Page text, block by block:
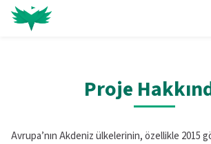
Skip to navigation
Skip to login form
Ana içeriğe git
Skip to accessibility options
Skip to footer
Skip accessibility options
Proje
Avrupa’nın Akdeniz ülkelerinin, özellikle 2015